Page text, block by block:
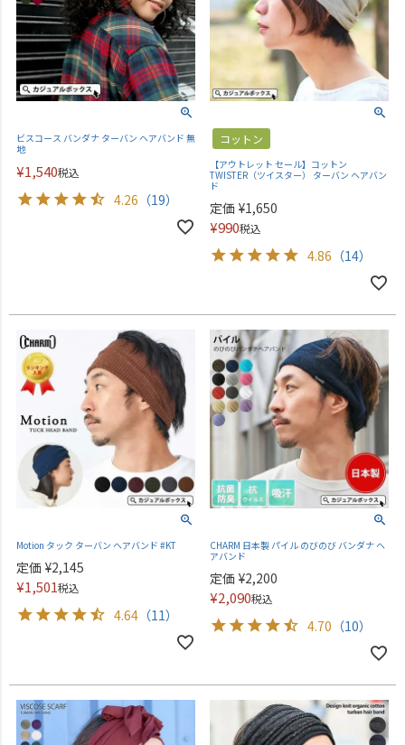
ビスコース バンダナ ターバン ヘアバンド 無
地
¥1,540税込
4.26 （19）
コットン
【アウトレット セール】コットン
TWISTER（ツイスター） ターバン ヘアバン
ド
定価 ¥1,650
¥990税込
4.86 （14）
Motion タック ターバン ヘアバンド #KT
定価 ¥2,145
¥1,501税込
4.64 （11）
CHARM 日本製 パイル のびのび バンダナ ヘ
アバンド
定価 ¥2,200
¥2,090税込
4.70 （10）